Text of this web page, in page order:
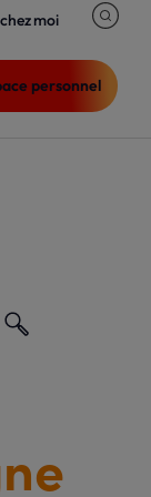
moi
personnel